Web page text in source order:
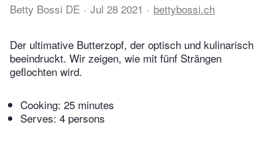
Betty Bossi DE Jul 28 2021 bettybossi.ch
Der ultimative Butterzopf, der optisch und kulinarisch
beeindruckt. Wir zeigen, wie mit fünf Strängen
geflochten wird.
Cooking: 25 minutes
Serves: 4 persons